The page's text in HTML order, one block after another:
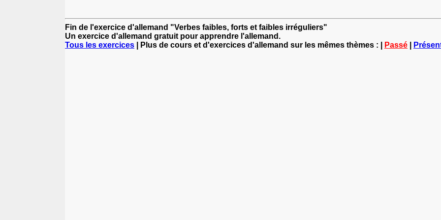
Fin de l'exercice d'allemand "Verbes faibles, forts et faibles irréguliers"
Un exercice d'allemand gratuit pour apprendre l'allemand.
Tous les exercices | Plus de cours et d'exercices d'allemand sur les mêmes thèmes : | Passé